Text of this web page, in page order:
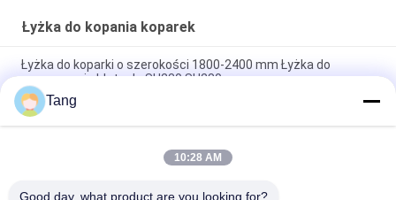
Łyżka do kopania koparek
Łyżka do koparki o szerokości 1800-2400 mm Łyżka do
czyszczenia błota do SH230 SH280
Hurtownia Elastyczna obsługa Wytrzymała koparka do
koparek Łyżka do czyszczenia łyżek do części koparek z Chin
Koparka 1800mm Łyżka do błota 16t Łyżki do czyszczenia
Tang
10:28 AM
Good day, what product are you looking for?